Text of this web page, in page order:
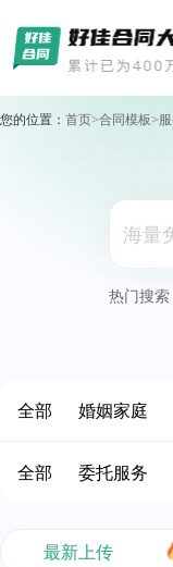
您的位置： 首页>合同模板>
热门搜索
全部 婚姻家庭
全部 委托服务
最新上传